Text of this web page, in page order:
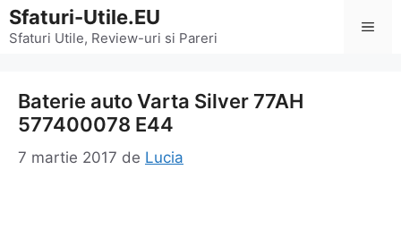
Sari
la
Sfaturi-Utile.EU
Sfaturi Utile, Review-uri si Pareri
Baterie auto Varta Silver 77AH
577400078 E44
7 martie 2017 de Lucia